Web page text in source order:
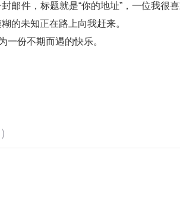
邮件，标题就是“你的地址”，一位我很
的未知正在路上向我赶来。
一份不期而遇的快乐。
）